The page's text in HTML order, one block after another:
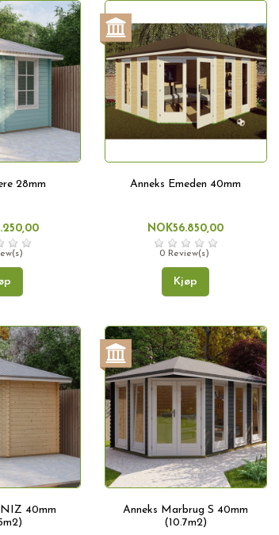
28mm Anneks Emeden 40mm
NOK56.850,00
0 Review(s)
Kjøp
40mm
Anneks Marbrug S 40mm
(10.7m2)